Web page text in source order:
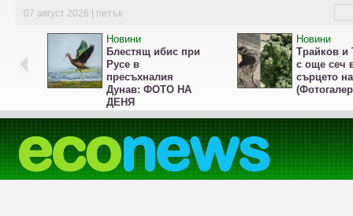
07 август 2026 | петък
Новини
Блестящ ибис при
Русе в
пресъхналия
Дунав: ФОТО НА
ДЕНЯ
Новини
Трайков и
с още сеч
сърцето